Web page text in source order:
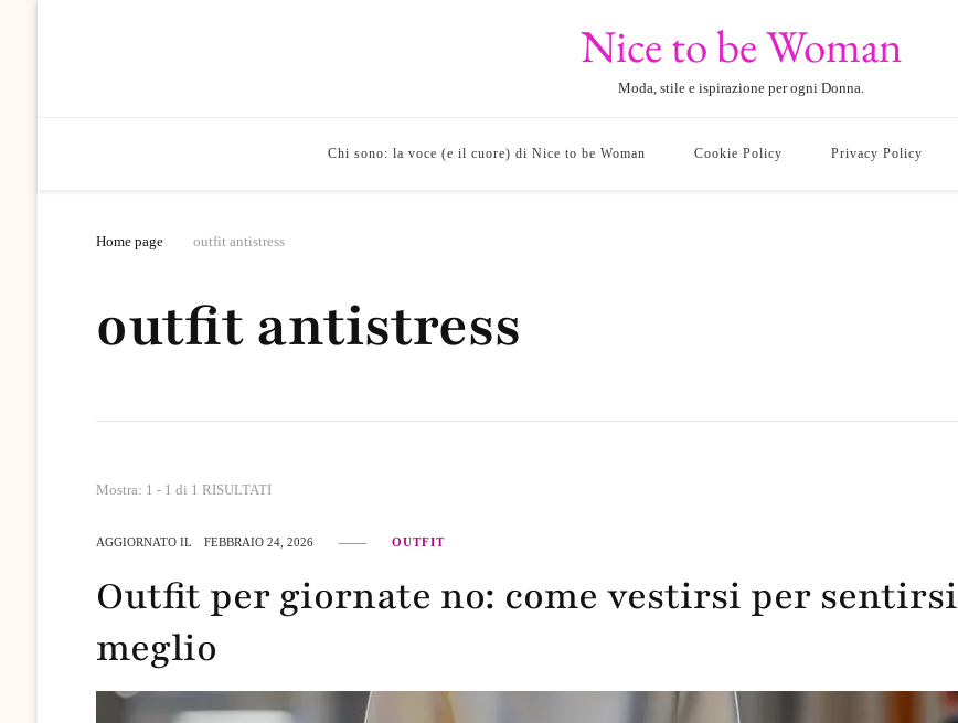
Nice to be Woman
Moda, stile e ispirazione per ogni Donna.
Chi sono: la voce (e il cuore) di Nice to be Woman Cookie Policy Privacy Policy
Home page outfit antistress
outfit antistress
Mostra: 1 - 1 di 1 RISULTATI
AGGIORNATO IL FEBBRAIO 24, 2026 OUTFIT
Outfit per giornate no: come vestirsi per sentirsi
meglio